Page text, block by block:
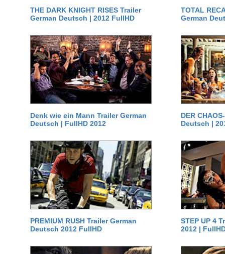
THE DARK KNIGHT RISES Trailer
German Deutsch | 2012 FullHD
TOTAL
German
Denk wie ein Mann Trailer German
Deutsch | FullHD 2012
DER
Deutsch |
PREMIUM RUSH Trailer German
Deutsch 2012 FullHD
STEP UP 4
2012 |